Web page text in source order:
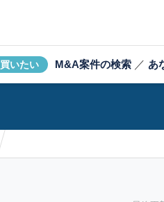
買いたい M&A案件の検索 ／ あ